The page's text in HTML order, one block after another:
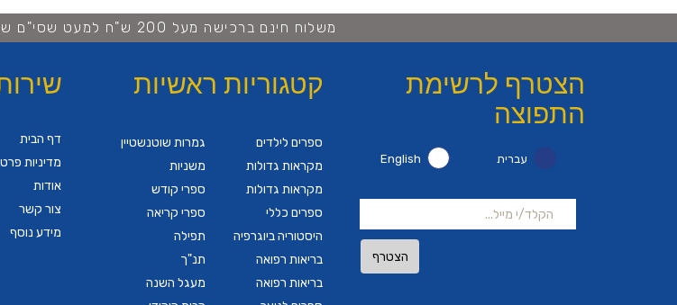
משלוח חינם ברכישה מעל 200 ש"ח למעט שסי"ם שבמבצע
הצטרף לרשימת
התפוצה
עברית English
הצטרף
קטגוריות ראשיות
גמרות שוטנשטיין
משניות
ספרי קודש
ספרי קריאה
תפילה
תנ"ך
מעגל השנה
ספרים לילדים
מקראות גדולות
מקראות גדולות
ספרים כללי
היסטוריה ביוגרפיה
בריאות רפואה
בריאות רפואה
דף הבית
מדיניות
אודות
צור קשר
מידע נוסף